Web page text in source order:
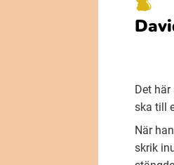
Det
ska till
När
skrik